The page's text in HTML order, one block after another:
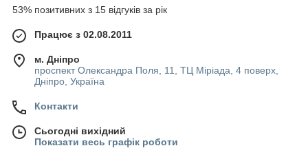
53% позитивних з 15 відгуків за рік
Працює з 02.08.2011
м. Дніпро
проспект Олександра Поля, 11, ТЦ Міріада, 4 поверх,
Дніпро, Україна
Контакти
Сьогодні вихідний
Показати весь графік роботи